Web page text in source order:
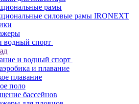
рамы
силовые рамы IRONEXT
водный спорт
и водный спорт
и плавание
плавание
поло
бассейнов